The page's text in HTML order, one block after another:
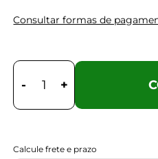
Consultar formas de
- +
Calcule frete e prazo